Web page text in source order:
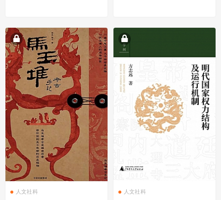
人文社科 人文社科